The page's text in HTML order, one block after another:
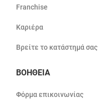
Franchise
Καριέρα
Βρείτε το κατάστημά σας
ΒΟΗΘΕΙΑ
Φόρμα επικοινωνίας